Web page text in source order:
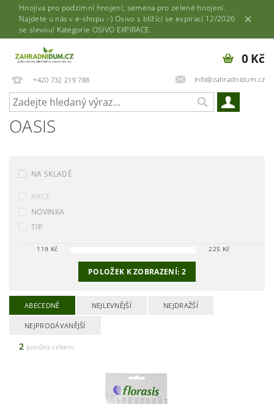
Hnojiva pro podzimní hnojení, semena pro zelené hnojení.
Najdete u nás v e-shopu :-) Osivo s blížící se expirací 12/2026
se slevou! Kategorie OSIVO EXPIRACE.
+420 732 219 788 info@zahradnidum.cz
0 Kč
OASIS
NA SKLADĚ
AKCE
NOVINKA
TIP
119 Kč 225 Kč
POLOŽEK K ZOBRAZENÍ: 2
ABECEDNĚ NEJLEVNĚJŠÍ NEJDRAŽŠÍ
NEJPRODÁVANĚJŠÍ
2 položek celkem